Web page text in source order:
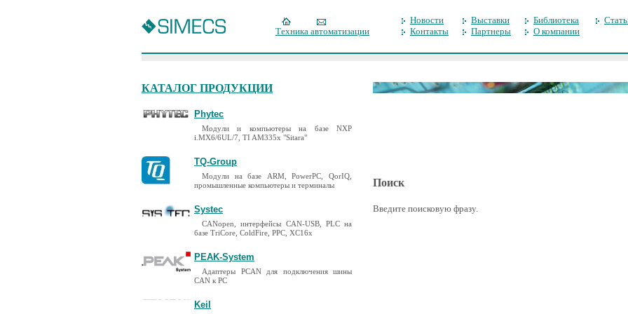
Техника автоматизации
Новости Выставки Библиотека
Контакты
Партнеры О компании
КАТАЛОГ ПРОДУКЦИИ
Phytec
Модули и компьютеры на базе NXP
i.MX6/6UL/7, TI AM335x "Sitara"
TQ-Group
Модули на базе ARM, PowerPC, QorIQ,
промышленные компьютеры и терминалы
Systec
CANopen, интерфейсы CAN-USB, PLC на
базе TriCore, ColdFire, PPC, XC16x
PEAK-System
Адаптеры PCAN для подключения шины
CAN к PC
Keil
Поиск
Введите поисковую фразу.